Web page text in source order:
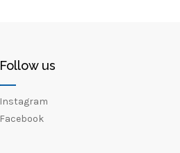
Follow us
Instagram
Facebook